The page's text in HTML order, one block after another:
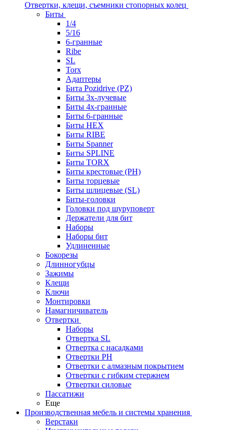
Отвертки, клещи, съемники стопорных колец
Биты
1/4
5/16
6-гранные
Ribe
SL
Torx
Адаптеры
Бита Pozidrive (PZ)
Биты 3х-лучевые
Биты 4х-гранные
Биты 6-гранные
Биты HEX
Биты RIBE
Биты Spanner
Биты SPLINE
Биты TORX
Биты крестовые (PH)
Биты торцевые
Биты шлицевые (SL)
Биты-головки
Головки под шуруповерт
Держатели для бит
Наборы
Наборы бит
Удлиненные
Бокорезы
Длинногубцы
Зажимы
Клещи
Ключи
Монтировки
Намагничиватель
Отвертки
Наборы
Отвертка SL
Отвертка с насадками
Отвертки PH
Отвертки с алмазным покрытием
Отвертки с гибким стержнем
Отвертки силовые
Пассатижи
Еще
Производственная мебель и системы хранения
Верстаки